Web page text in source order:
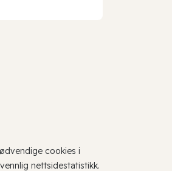
cookies i
nettsidestatistikk.